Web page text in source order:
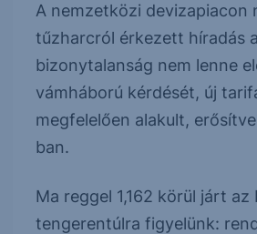
A nemzetközi devizapiacon
tűzharcról érkezett híradás
bizonytalanság nem lenne
vámháború kérdését, új
megfelelően alakult,
ban.
Ma reggel 1,162 körül járt
tengerentúlra figyelünk: